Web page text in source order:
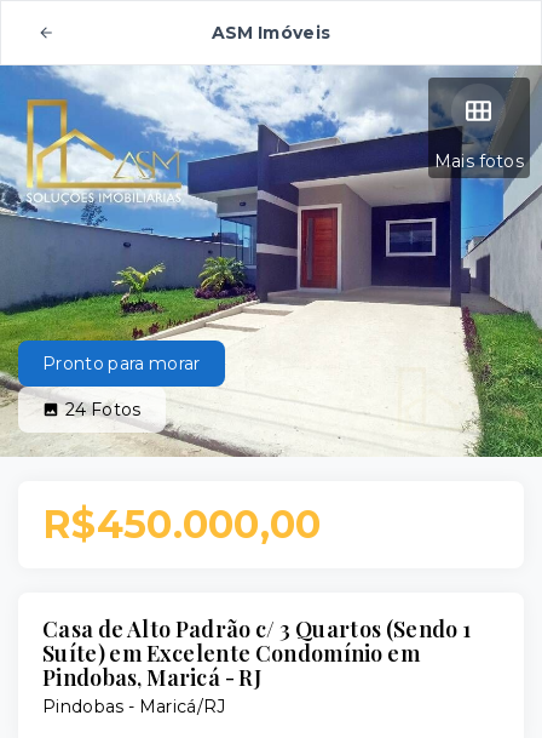
ASM Imóveis
Mais fotos
Pronto para morar
24Fotos
R$450.000,00
Casa de Alto Padrão c/ 3 Quartos (Sendo 1
Suíte) em Excelente Condomínio em
Pindobas, Maricá - RJ
Pindobas - Maricá/RJ